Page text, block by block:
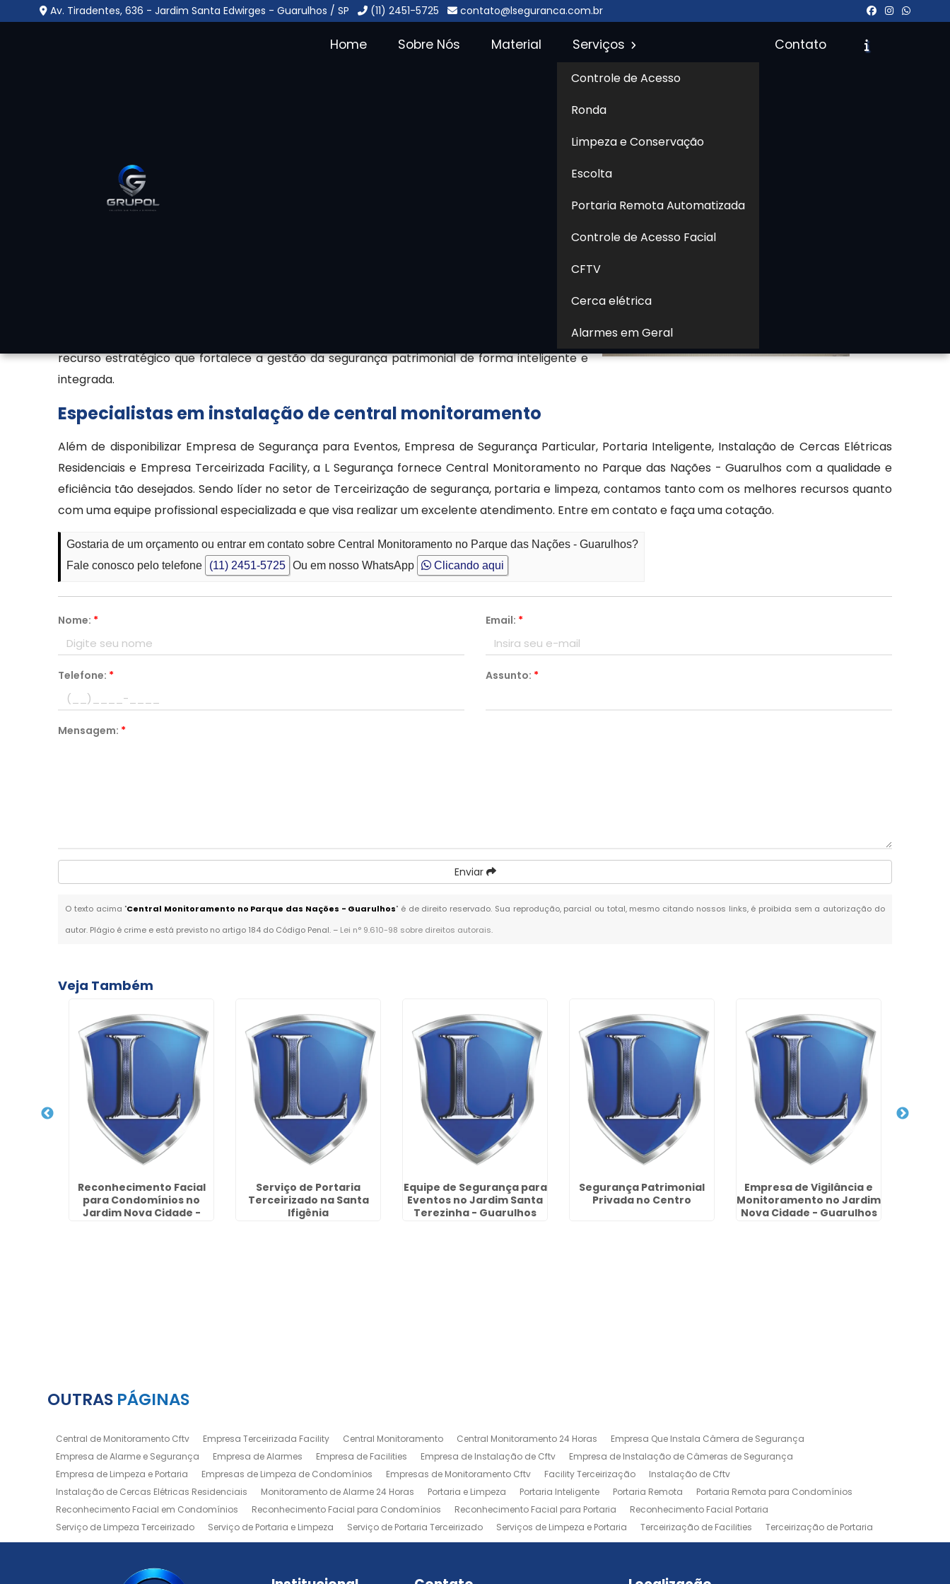
Av. Tiradentes, 636 - Jardim Santa Edwirges - Guarulhos / SP (11) 2451-5725 contato@lseguranca.com.br
Home Sobre Nós Material Serviços
Controle de Acesso
Ronda
Limpeza e Conservação
Escolta
Portaria Remota Automatizada
Controle de Acesso Facial
CFTV
Cerca elétrica
Alarmes em Geral
Contato
Informações
Central Monitoramento no Parque das Nações - Guarulhos
é uma estrutura essencial
para garantir a supervisão contínua de ambientes, reunindo dados em tempo real de sistemas
identificação imediata de ocorrências suspeitas, promovendo ações rápidas e eficazes. Essa
solução é amplamente empregada em condomínios, empresas, indústrias e instituições
rastreabilidade de eventos, reduzindo riscos e perdas. A central de monitoramento é um
recurso estratégico que fortalece a gestão da segurança patrimonial de forma inteligente e
integrada.
Especialistas em instalação de central monitoramento
Além de disponibilizar Empresa de Segurança para Eventos, Empresa de Segurança Particular, Portaria Inteligente, Instalação de Cercas Elétricas
Residenciais e Empresa Terceirizada Facility, a L Segurança fornece Central Monitoramento no Parque das Nações - Guarulhos com a qualidade e
eficiência tão desejados. Sendo líder no setor de Terceirização de segurança, portaria e limpeza, contamos tanto com os melhores recursos quanto
com uma equipe profissional especializada e que visa realizar um excelente atendimento. Entre em contato e faça uma cotação.
Gostaria de um orçamento ou entrar em contato sobre Central Monitoramento no Parque das Nações - Guarulhos?
Fale conosco pelo telefone
(11) 2451-5725 Ou em nosso WhatsApp Clicando aqui
Nome: * Email: *
Telefone: * Assunto: *
Mensagem: *
Enviar
O texto acima "Central Monitoramento no Parque das Nações - Guarulhos" é de direito reservado. Sua reprodução, parcial ou total, mesmo citando nossos links, é proibida sem a autorização do
autor. Plágio é crime e está previsto no artigo 184 do Código Penal. – Lei n° 9.610-98 sobre direitos autorais.
Veja Também
Reconhecimento Facial
para Condomínios no
Jardim Nova Cidade -
Serviço de Portaria
Terceirizado na Santa
Ifigênia
Equipe de Segurança para
Eventos no Jardim Santa
Terezinha - Guarulhos
Segurança Patrimonial
Privada no Centro
Empresa de Vigilância e
Monitoramento no Jardim
Nova Cidade - Guarulhos
OUTRAS PÁGINAS
Central de Monitoramento Cftv Empresa Terceirizada Facility Central Monitoramento Central Monitoramento 24 Horas
Empresa Que Instala Câmera de Segurança
Empresa de Alarme e Segurança
Empresa de Alarmes Empresa de Facilities Empresa de Instalação de Cftv
Empresa de Instalação de Câmeras de Segurança
Empresa de Limpeza e Portaria
Empresas de Limpeza de Condomínios Empresas de Monitoramento Cftv Facility Terceirização
Instalação de Cftv
Instalação de Cercas Elétricas Residenciais
Monitoramento de Alarme 24 Horas Portaria e Limpeza Portaria Inteligente Portaria Remota
Portaria Remota para Condomínios
Reconhecimento Facial em Condomínios
Reconhecimento Facial para Condomínios Reconhecimento Facial para Portaria
Reconhecimento Facial Portaria
Serviço de Limpeza Terceirizado
Serviço de Portaria e Limpeza Serviço de Portaria Terceirizado Serviços de Limpeza e Portaria Terceirização de Facilities
Terceirização de Portaria
Zeladoria de Condomínios